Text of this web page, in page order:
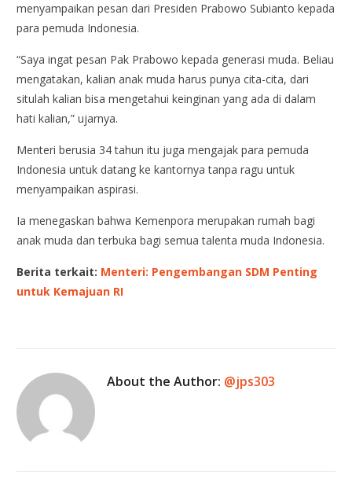
menyampaikan pesan dari Presiden Prabowo Subianto kepada
para pemuda Indonesia.
“Saya ingat pesan Pak Prabowo kepada generasi muda. Beliau
mengatakan, kalian anak muda harus punya cita-cita, dari
situlah kalian bisa mengetahui keinginan yang ada di dalam
hati kalian,” ujarnya.
Menteri berusia 34 tahun itu juga mengajak para pemuda
Indonesia untuk datang ke kantornya tanpa ragu untuk
menyampaikan aspirasi.
Ia menegaskan bahwa Kemenpora merupakan rumah bagi
anak muda dan terbuka bagi semua talenta muda Indonesia.
Berita terkait: Menteri: Pengembangan SDM Penting
untuk Kemajuan RI
About the Author: @jps303